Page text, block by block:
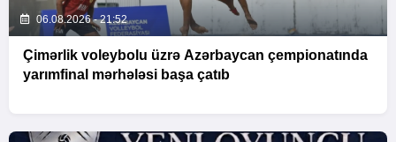
06.08.2026 - 21:52
Çimərlik voleybolu üzrə Azərbaycan çempionatında
yarımfinal mərhələsi başa çatıb